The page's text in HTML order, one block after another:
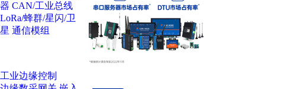
器 CAN/工业总线
LoRa/蜂群/星闪/卫
星 通信模组
工业边缘控制